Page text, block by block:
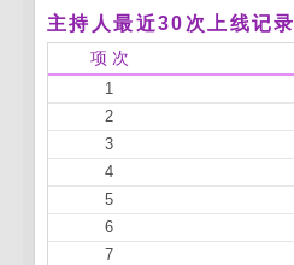
主持人最近30次上线记录
项 次
1
2
3
4
5
6
7